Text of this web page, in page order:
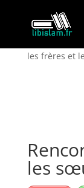
les frères et
les